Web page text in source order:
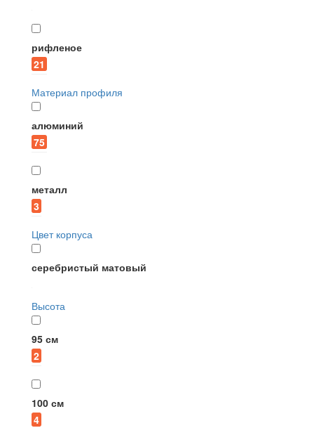
рифленое
21
Материал профиля
алюминий
75
металл
3
Цвет корпуса
серебристый матовый
Высота
95 см
2
100 см
4